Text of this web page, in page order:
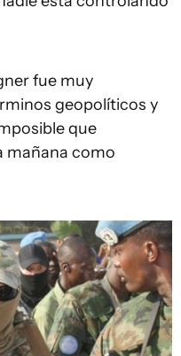
fue muy
geopolíticos y
que
mañana como